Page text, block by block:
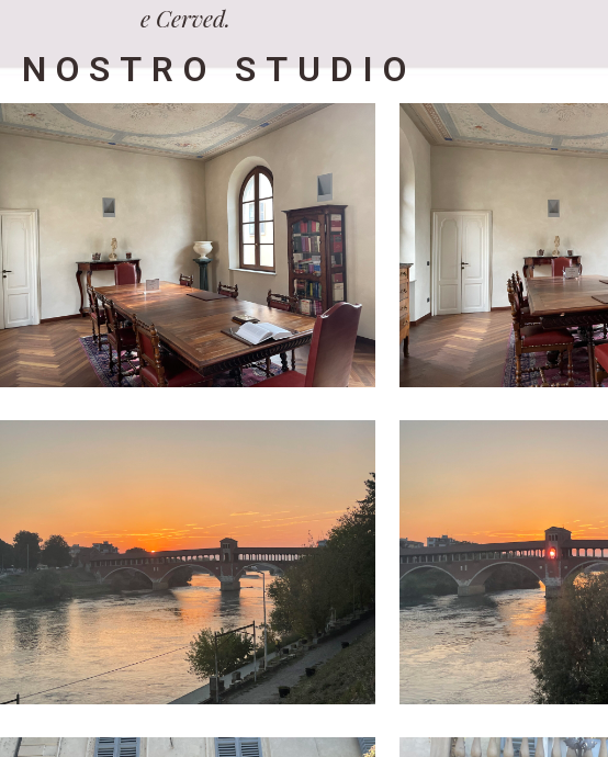
e Cerved.
NOSTRO STUDIO